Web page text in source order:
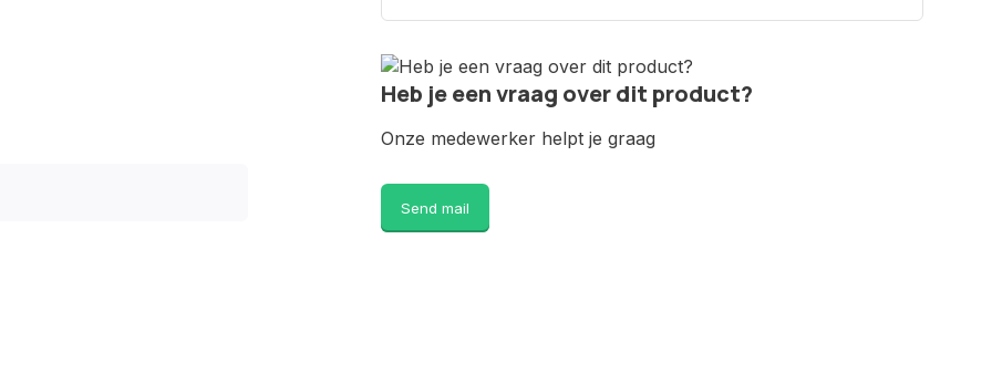
Heb je een vraag over dit product?
Onze medewerker helpt je graag
Send mail